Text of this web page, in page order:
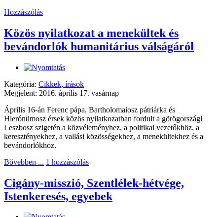
Hozzászólás
Közös nyilatkozat a menekültek és
bevándorlók humanitárius válságáról
Kategória: Cikkek, írások
Megjelent: 2016. április 17. vasárnap
Április 16-án Ferenc pápa, Bartholomaiosz pátriárka és
Hierónümosz érsek közös nyilatkozatban fordult a görögországi
Leszbosz szigetén a közvéleményhez, a politikai vezetőkhöz, a
keresztényekhez, a vallási közösségekhez, a menekültekhez és a
bevándorlókhoz.
Bővebben ... 1 hozzászólás
Cigány-misszió, Szentlélek-hétvége,
Istenkeresés, egyebek